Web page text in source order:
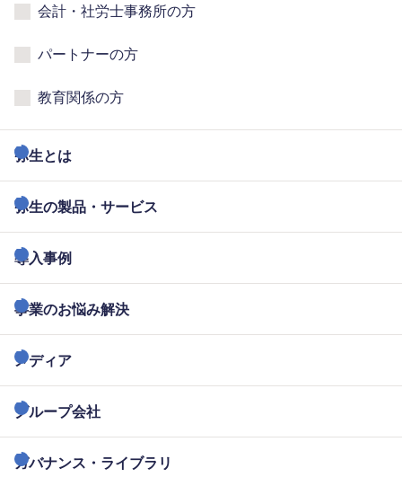
会計・社労士事務所の方
パートナーの方
教育関係の方
弥生とは
弥生の製品・サービス
導入事例
事業のお悩み解決
メディア
グループ会社
ガバナンス・ライブラリ